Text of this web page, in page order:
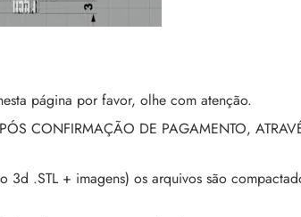
página por favor, olhe com atenção.
CONFIRMAÇÃO DE PAGAMENTO,
3d .STL + imagens) os arquivos são